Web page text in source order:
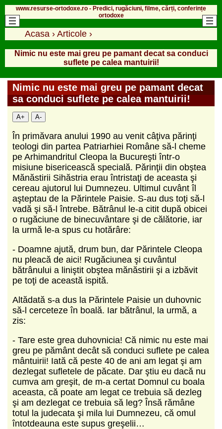
www.resurse-ortodoxe.ro - Predici, rugăciuni, filme, cărți, conferințe
ortodoxe
Acasa › Articole ›
Nimic nu este mai greu pe pamant decat sa conduci
suflete pe calea mantuirii!
Nimic nu este mai greu pe pamant decat
sa conduci suflete pe calea mantuirii!
A+ A-
În primăvara anului 1990 au venit câţiva părinţi
teologi din partea Patriarhiei Române să-l cheme
pe Arhimandritul Cleopa la Bucureşti într-o
misiune bisericească specială. Părinţii din obştea
Mănăstirii Sihăstria erau întristaţi de aceasta şi
cereau ajutorul lui Dumnezeu. Ultimul cuvânt îl
aşteptau de la Părintele Paisie. S-au dus toţi să-l
vadă şi să-l întrebe. Bătrânul le-a citit după obicei
o rugăciune de binecuvântare şi de călătorie, iar
la urmă le-a spus cu hotărâre:
- Doamne ajută, drum bun, dar Părintele Cleopa
nu pleacă de aici! Rugăciunea şi cuvântul
bătrânului a liniştit obştea mănăstirii şi a izbăvit
pe toţi de această ispită.
Altădată s-a dus la Părintele Paisie un duhovnic
să-l cerceteze în boală. Iar bătrânul, la urmă, a
zis:
- Tare este grea duhovnicia! Că nimic nu este mai
greu pe pământ decât să conduci suflete pe calea
mântuirii! Iată că peste 40 de ani am legat şi am
dezlegat sufletele de păcate. Dar ştiu eu dacă nu
cumva am greşit, de m-a certat Domnul cu boala
aceasta, că poate am legat ce trebuia să dezleg
şi am dezlegat ce trebuia să leg? Însă rămâne
totul la judecata şi mila lui Dumnezeu, că omul
întotdeauna este supus greşelii…